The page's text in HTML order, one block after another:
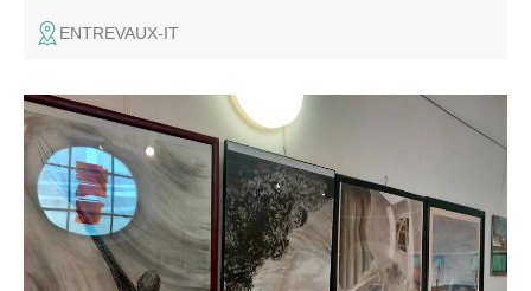
ENTREVAUX-IT
Mathieu vous invite à découvrir son exposition "Une
minute avant la nuit".